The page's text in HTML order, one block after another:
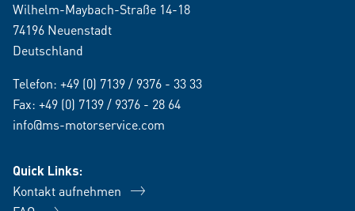
Wilhelm-Maybach-Straße 14-18
74196 Neuenstadt
Deutschland
Telefon: +49 (0) 7139 / 9376 - 33 33
Fax: +49 (0) 7139 / 9376 - 28 64
info@ms-motorservice.com
Quick Links:
Kontakt aufnehmen